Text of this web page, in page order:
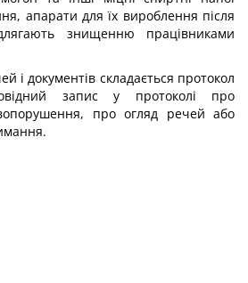
апарати для їх вироблення після
знищенню працівниками
і документів складається протокол
запис у протоколі про
про огляд речей або